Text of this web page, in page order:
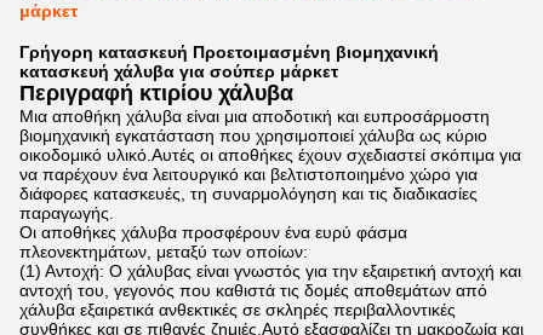
μάρκετ
Γρήγορη κατασκευή Προετοιμασμένη βιομηχανική
κατασκευή χάλυβα για σούπερ μάρκετ
Περιγραφή κτιρίου χάλυβα
Μια αποθήκη χάλυβα είναι μια αποδοτική και ευπροσάρμοστη
βιομηχανική εγκατάσταση που χρησιμοποιεί χάλυβα ως κύριο
οικοδομικό υλικό.Αυτές οι αποθήκες έχουν σχεδιαστεί σκόπιμα για
να παρέχουν ένα λειτουργικό και βελτιστοποιημένο χώρο για
διάφορες κατασκευές, τη συναρμολόγηση και τις διαδικασίες
παραγωγής.
Οι αποθήκες χάλυβα προσφέρουν ένα ευρύ φάσμα
πλεονεκτημάτων, μεταξύ των οποίων:
(1) Αντοχή: Ο χάλυβας είναι γνωστός για την εξαιρετική αντοχή και
αντοχή του, γεγονός που καθιστά τις δομές αποθεμάτων από
χάλυβα εξαιρετικά ανθεκτικές σε σκληρές περιβαλλοντικές
συνθήκες και σε πιθανές ζημιές.Αυτό εξασφαλίζει τη μακροζωία και